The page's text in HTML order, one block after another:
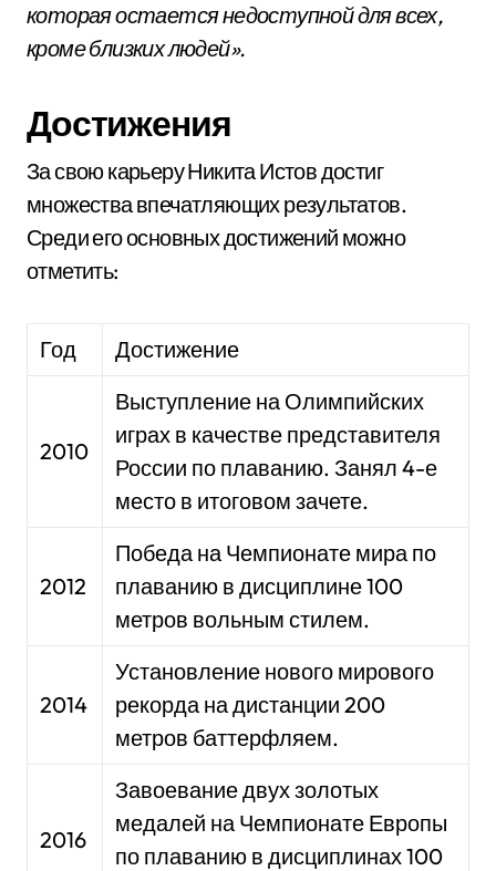
которая остается недоступной для всех,
кроме близких людей».
Достижения
За свою карьеру Никита Истов достиг
множества впечатляющих результатов.
Среди его основных достижений можно
отметить:
Год Достижение
2010
Выступление на Олимпийских
играх в качестве представителя
России по плаванию. Занял 4-е
место в итоговом зачете.
2012
Победа на Чемпионате мира по
плаванию в дисциплине 100
метров вольным стилем.
2014
Установление нового мирового
рекорда на дистанции 200
метров баттерфляем.
2016
Завоевание двух золотых
медалей на Чемпионате Европы
по плаванию в дисциплинах 100